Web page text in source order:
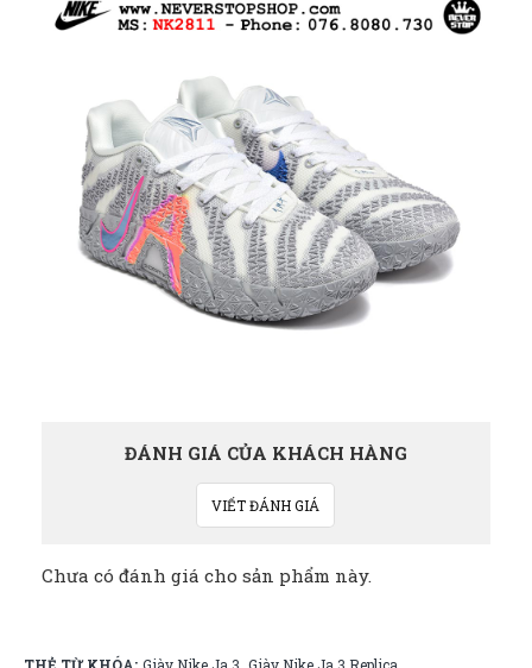
ĐÁNH GIÁ CỦA KHÁCH HÀNG
VIẾT ĐÁNH GIÁ
Chưa có đánh giá cho sản phẩm này.
THẺ TỪ KHÓA: Giày Nike Ja 3 Giày Nike Ja 3 Replica